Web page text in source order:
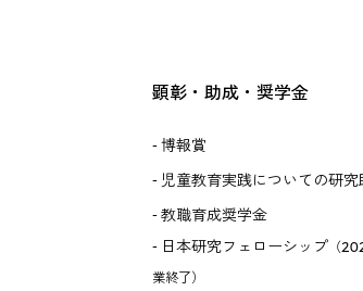
顕彰・助成・奨学金
博報賞
児童教育実践についての研究
教職育成奨学金
日本研究フェローシップ （
業終了）